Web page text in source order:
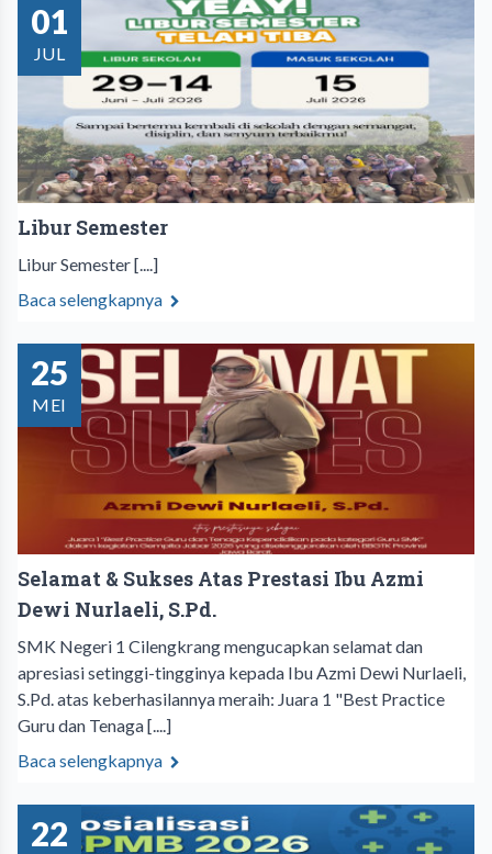
01
JUL
Libur Semester
Libur Semester [....]
Baca selengkapnya
25
MEI
Selamat & Sukses Atas Prestasi Ibu Azmi
Dewi Nurlaeli, S.Pd.
SMK Negeri 1 Cilengkrang mengucapkan selamat dan
apresiasi setinggi-tingginya kepada Ibu Azmi Dewi Nurlaeli,
S.Pd. atas keberhasilannya meraih: Juara 1 "Best Practice
Guru dan Tenaga [....]
Baca selengkapnya
22